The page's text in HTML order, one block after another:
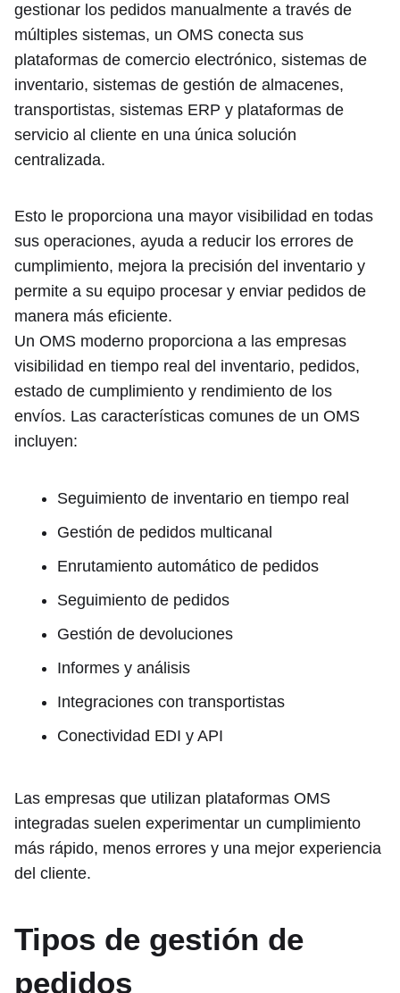
gestionar los pedidos manualmente a través de
múltiples sistemas, un OMS conecta sus
plataformas de comercio electrónico, sistemas de
inventario, sistemas de gestión de almacenes,
transportistas, sistemas ERP y plataformas de
servicio al cliente en una única solución
centralizada.
Esto le proporciona una mayor visibilidad en todas
sus operaciones, ayuda a reducir los errores de
cumplimiento, mejora la precisión del inventario y
permite a su equipo procesar y enviar pedidos de
manera más eficiente.
Un OMS moderno proporciona a las empresas
visibilidad en tiempo real del inventario, pedidos,
estado de cumplimiento y rendimiento de los
envíos. Las características comunes de un OMS
incluyen:
Seguimiento de inventario en tiempo real
Gestión de pedidos multicanal
Enrutamiento automático de pedidos
Seguimiento de pedidos
Gestión de devoluciones
Informes y análisis
Integraciones con transportistas
Conectividad EDI y API
Las empresas que utilizan plataformas OMS
integradas suelen experimentar un cumplimiento
más rápido, menos errores y una mejor experiencia
del cliente.
Tipos de gestión de
pedidos